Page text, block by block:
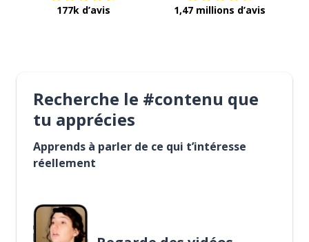
177k d’avis 1,47 millions d’avis
Recherche le #contenu que
tu apprécies
Apprends à parler de ce qui t’intéresse
réellement